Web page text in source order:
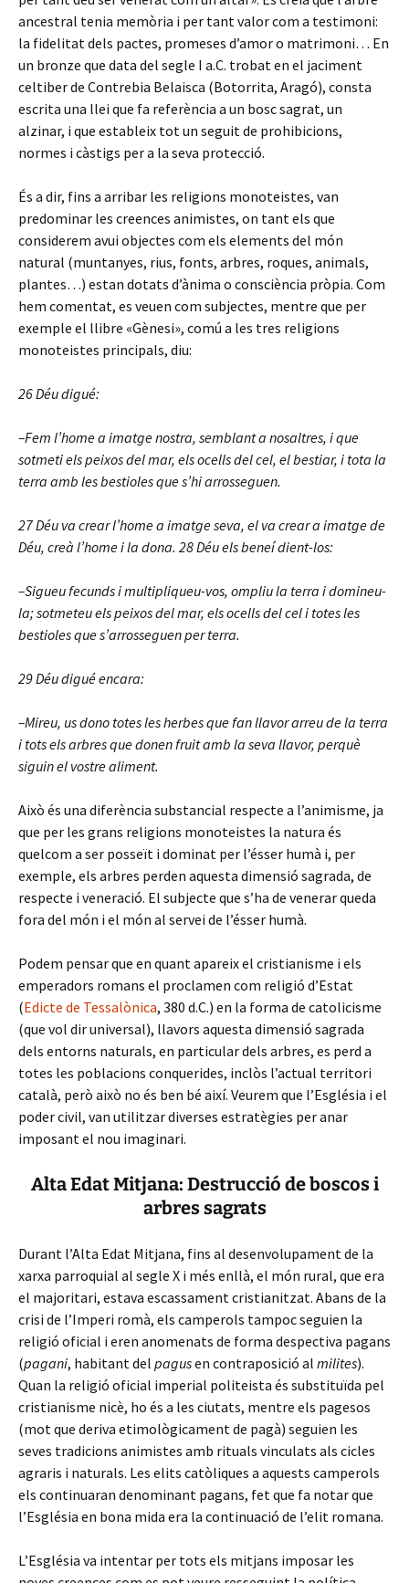
ancestral tenia memòria i per tant valor com a testimoni:
la fidelitat dels pactes, promeses d’amor o matrimoni… En
un bronze que data del segle I a.C. trobat en el jaciment
celtiber de Contrebia Belaisca (Botorrita, Aragó), consta
escrita una llei que fa referència a un bosc sagrat, un
alzinar, i que estableix tot un seguit de prohibicions,
normes i càstigs per a la seva protecció.
És a dir, fins a arribar les religions monoteistes, van
predominar les creences animistes, on tant els que
considerem avui objectes com els elements del món
natural (muntanyes, rius, fonts, arbres, roques, animals,
plantes…) estan dotats d’ànima o consciència pròpia. Com
hem comentat, es veuen com subjectes, mentre que per
exemple el llibre «Gènesi», comú a les tres religions
monoteistes principals, diu:
26 Déu digué:
–Fem l’home a imatge nostra, semblant a nosaltres, i que
sotmeti els peixos del mar, els ocells del cel, el bestiar, i tota la
terra amb les bestioles que s’hi arrosseguen.
27 Déu va crear l’home a imatge seva, el va crear a imatge de
Déu, creà l’home i la dona. 28 Déu els beneí dient-los:
–Sigueu fecunds i multipliqueu-vos, ompliu la terra i domineu-
la; sotmeteu els peixos del mar, els ocells del cel i totes les
bestioles que s’arrosseguen per terra.
29 Déu digué encara:
–Mireu, us dono totes les herbes que fan llavor arreu de la terra
i tots els arbres que donen fruit amb la seva llavor, perquè
siguin el vostre aliment.
Això és una diferència substancial respecte a l’animisme, ja
que per les grans religions monoteistes la natura és
quelcom a ser posseït i dominat per l’ésser humà i, per
exemple, els arbres perden aquesta dimensió sagrada, de
respecte i veneració. El subjecte que s’ha de venerar queda
fora del món i el món al servei de l’ésser humà.
Podem pensar que en quant apareix el cristianisme i els
emperadors romans el proclamen com religió d’Estat
(Edicte de Tessalònica, 380 d.C.) en la forma de catolicisme
(que vol dir universal), llavors aquesta dimensió sagrada
dels entorns naturals, en particular dels arbres, es perd a
totes les poblacions conquerides, inclòs l’actual territori
català, però això no és ben bé així. Veurem que l’Església i el
poder civil, van utilitzar diverses estratègies per anar
imposant el nou imaginari.
Alta Edat Mitjana: Destrucció de boscos i
arbres sagrats
Durant l’Alta Edat Mitjana, fins al desenvolupament de la
xarxa parroquial al segle X i més enllà, el món rural, que era
el majoritari, estava escassament cristianitzat. Abans de la
crisi de l’Imperi romà, els camperols tampoc seguien la
religió oficial i eren anomenats de forma despectiva pagans
(pagani, habitant del pagusen contraposició al milites).
Quan la religió oficial imperial politeista és substituïda pel
cristianisme nicè, ho és a les ciutats, mentre els pagesos
(mot que deriva etimològicament de pagà) seguien les
seves tradicions animistes amb rituals vinculats als cicles
agraris i naturals. Les elits catòliques a aquests camperols
els continuaran denominant pagans, fet que fa notar que
l’Església en bona mida era la continuació de l’elit romana.
L’Església va intentar per tots els mitjans imposar les